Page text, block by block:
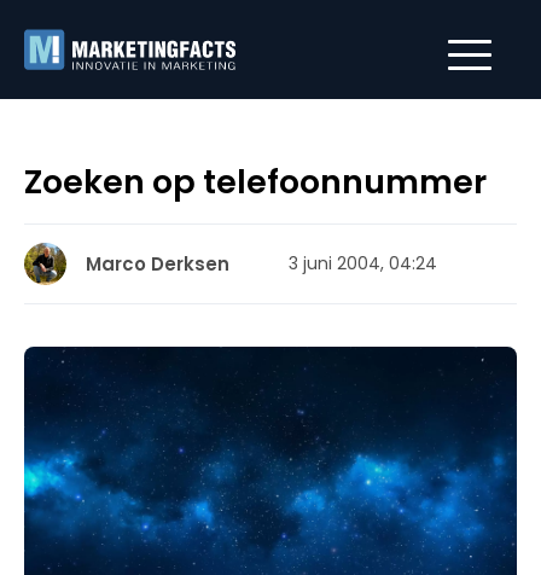
Zoeken op telefoonnummer
Marco Derksen 3 juni 2004, 04:24